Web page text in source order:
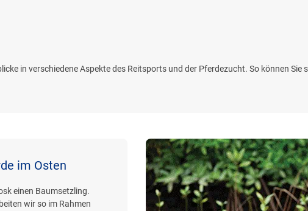
in verschiedene Aspekte des Reitsports und der Pferdezucht. So können
im Osten
einen Baumsetzling.
wir so im Rahmen